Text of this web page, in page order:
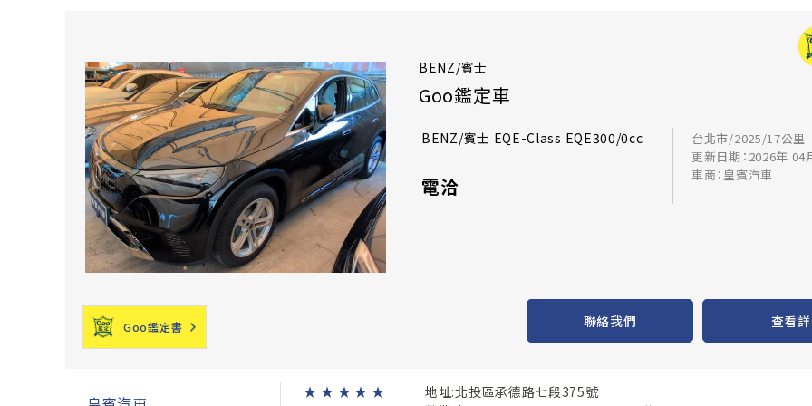
BENZ/賓士
Goo鑑定車
BENZ/賓士 EQE-Class EQE300/0cc
電洽
台北市/2025/17公里
更新日期：2026年 04
車商：皇賓汽車
Goo鑑定書 聯絡我們 查看
★ ★ ★ ★ ★
地址:北投區承德路七段375號